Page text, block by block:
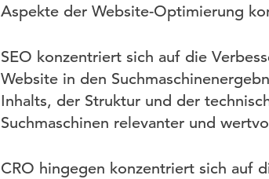
Aspekte der Website-Optimierung
SEO konzentriert sich auf die
Website in den
Inhalts, der Struktur und der
Suchmaschinen relevanter und
CRO hingegen konzentriert sich auf